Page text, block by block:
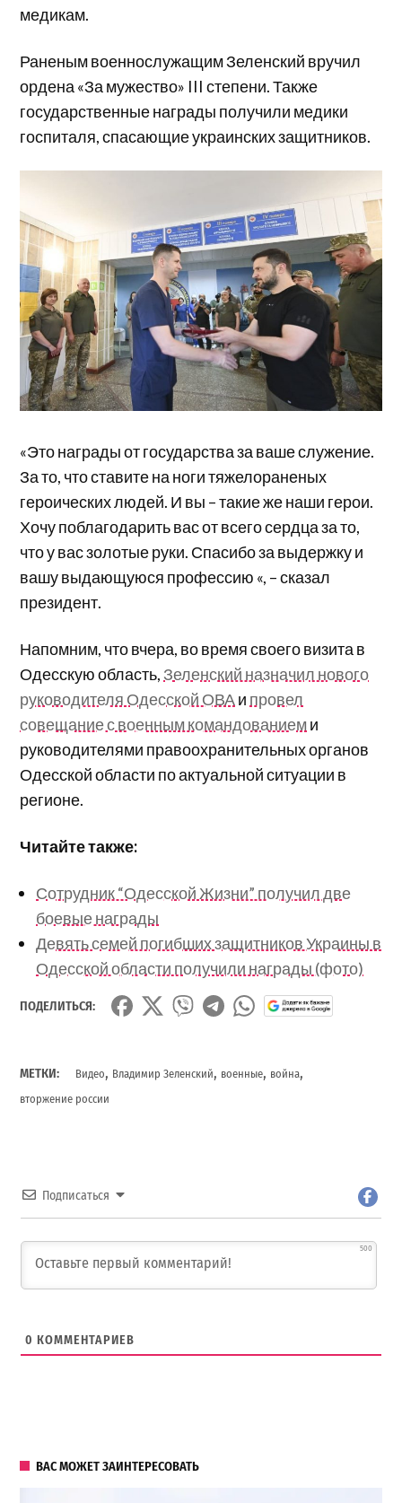
медикам.
Раненым военнослужащим Зеленский вручил
ордена «За мужество» III степени. Также
государственные награды получили медики
госпиталя, спасающие украинских защитников.
«Это награды от государства за ваше служение.
За то, что ставите на ноги тяжелораненых
героических людей. И вы – такие же наши герои.
Хочу поблагодарить вас от всего сердца за то,
что у вас золотые руки. Спасибо за выдержку и
вашу выдающуюся профессию «, – сказал
президент.
Напомним, что вчера, во время своего визита в
Одесскую область, Зеленский назначил нового
руководителя Одесской ОВАи провел
совещание с военным командованием и
руководителями правоохранительных органов
Одесской области по актуальной ситуации в
регионе.
Читайте также:
Сотрудник “Одесской Жизни” получил две
боевые награды
Девять семей погибших защитников Украины в
Одесской области получили награды (фото)
ПОДЕЛИТЬСЯ:
МЕТКИ: Видео, Владимир Зеленский, военные, война,
вторжение россии
Подписаться
500
0 КОММЕНТАРИЕВ
ВАС МОЖЕТ ЗАИНТЕРЕСОВАТЬ